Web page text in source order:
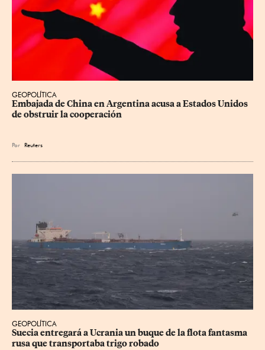
GEOPOLÍTICA
Embajada de China en Argentina acusa a Estados Unidos
de obstruir la cooperación
Por Reuters
GEOPOLÍTICA
Suecia entregará a Ucrania un buque de la flota fantasma
rusa que transportaba trigo robado